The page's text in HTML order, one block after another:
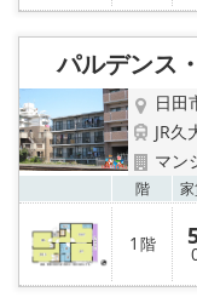
パルデンス
日田
JR久
マン
階
1 階